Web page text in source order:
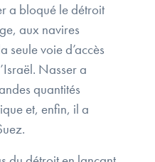
a bloqué le détroit
aux navires
seule voie d’accès
Nasser a
quantités
et, enfin, il a